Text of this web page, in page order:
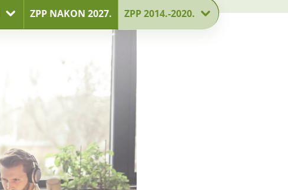
ZPP NAKON 2027. ZPP 2014.-2020.